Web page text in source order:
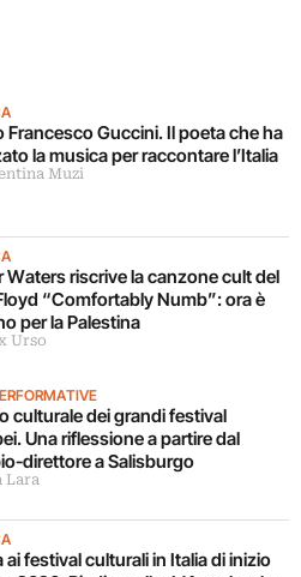
Francesco Guccini. Il poeta che ha
la musica per raccontare l’Italia
Muzi
Waters riscrive la canzone cult del
“Comfortably Numb”: ora è
per la Palestina
Urso
culturale dei grandi festival
Una riflessione a partire dal
direttore a Salisburgo
Lara
ai festival culturali in Italia di inizio